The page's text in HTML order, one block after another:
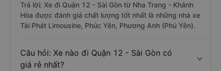
Trả lời: Xe đi Quận 12 - Sài Gòn từ Nha Trang - Khánh
Hòa được đánh giá chất lượng tốt nhất là những nhà xe
Tài Phát Limousine, Phúc Yên, Phương Anh (Phú Yên).
Câu hỏi: Xe nào đi Quận 12 - Sài Gòn có
giá rẻ nhất?